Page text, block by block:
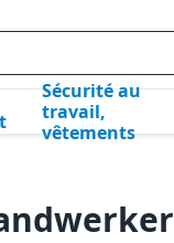
Sécurité au
travail,
vêtements